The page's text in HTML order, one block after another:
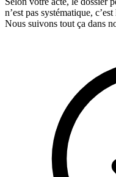
n’est pas systématique,
Nous suivons tout ça dans